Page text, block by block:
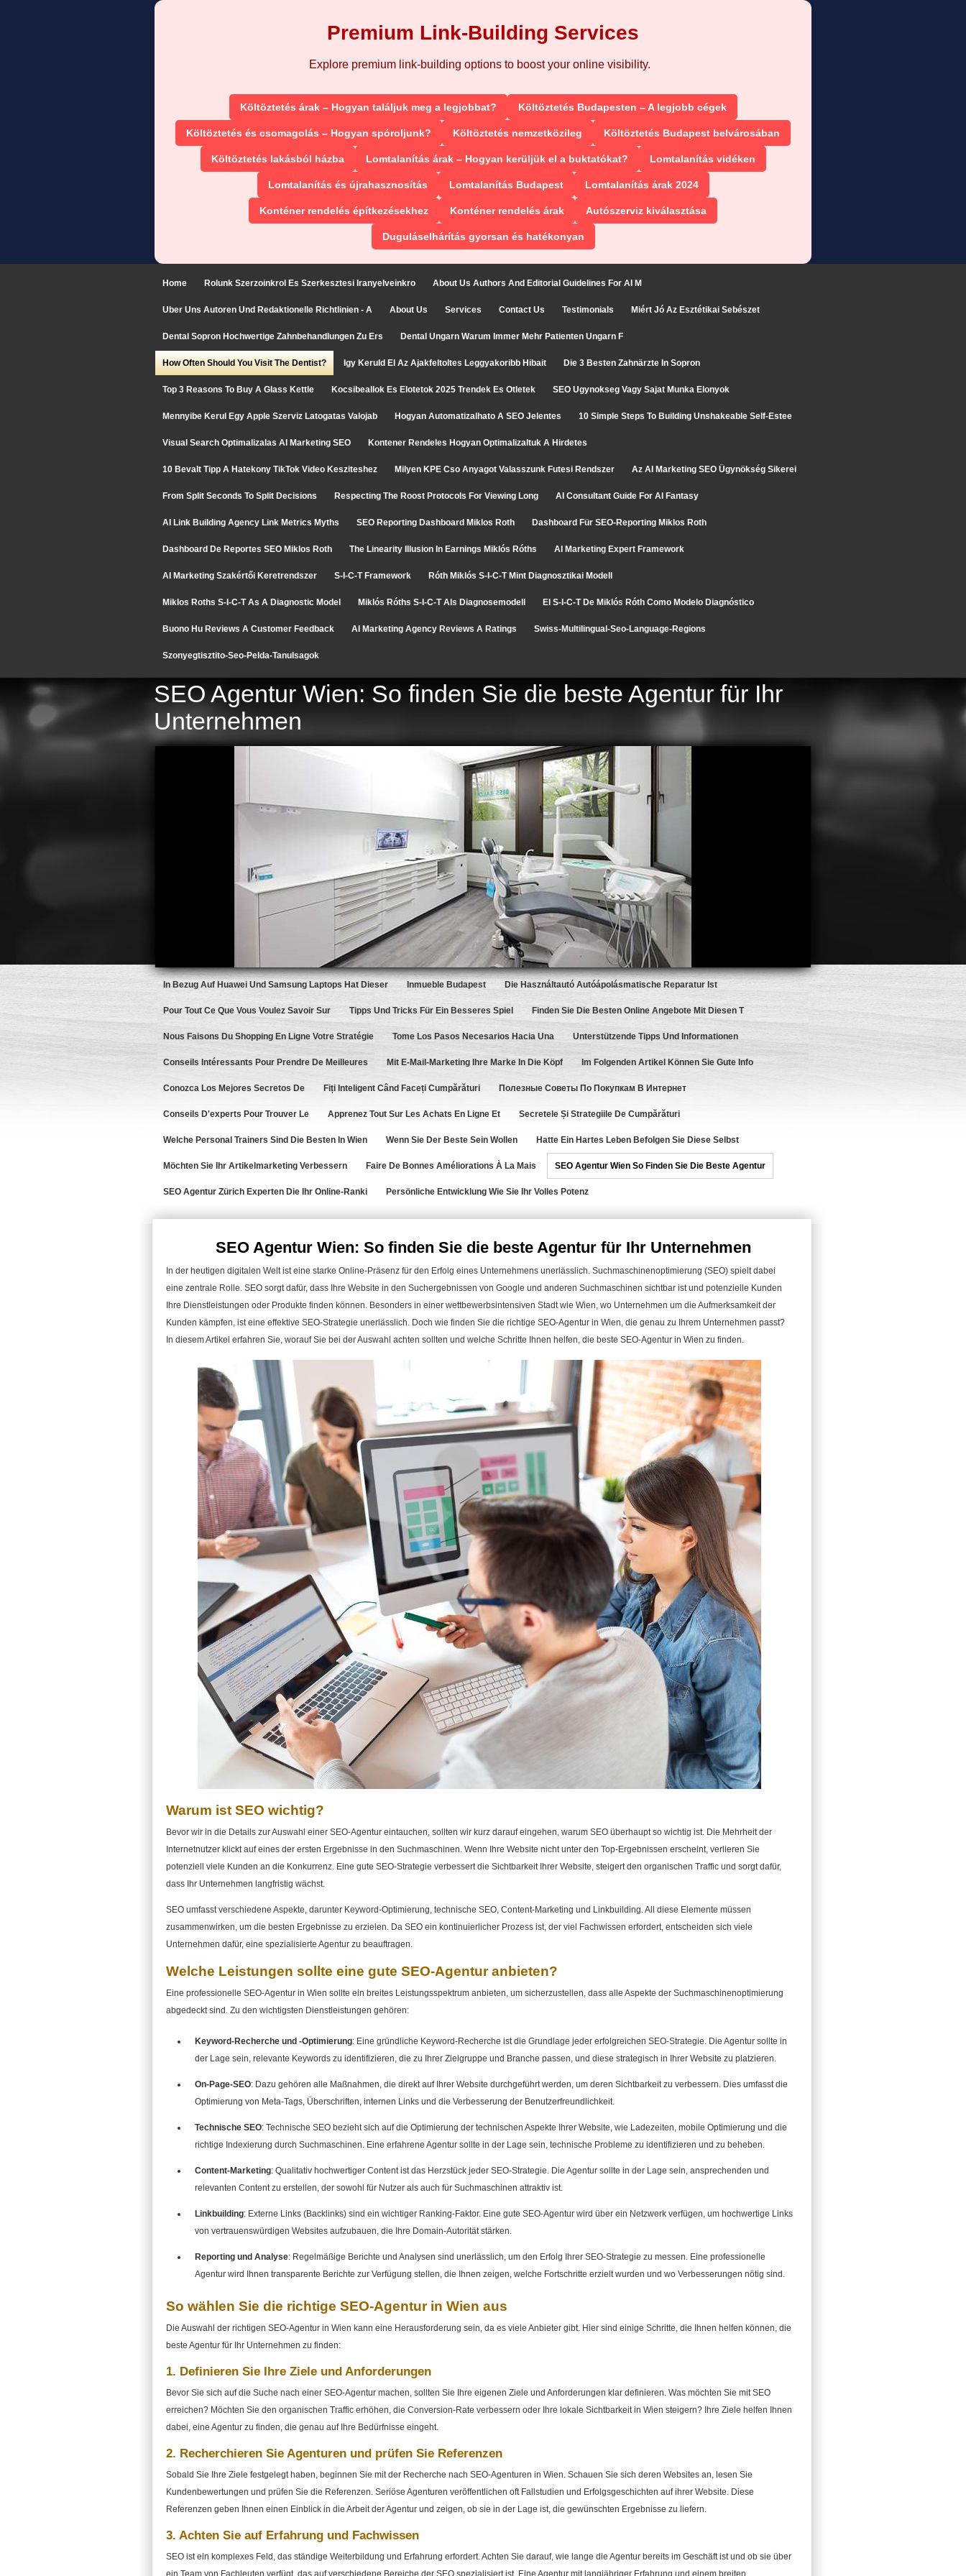
Premium Link-Building Services
Explore premium link-building options to boost your online visibility.
Költöztetés árak – Hogyan találjuk meg a legjobbat? Költöztetés Budapesten – A legjobb cégek
Költöztetés és csomagolás – Hogyan spóroljunk? Költöztetés nemzetközileg Költöztetés Budapest belvárosában
Költöztetés lakásból házba Lomtalanítás árak – Hogyan kerüljük el a buktatókat? Lomtalanítás vidéken
Lomtalanítás és újrahasznosítás Lomtalanítás Budapest Lomtalanítás árak 2024
Konténer rendelés építkezésekhez Konténer rendelés árak Autószerviz kiválasztása
Duguláselhárítás gyorsan és hatékonyan
Home Rolunk Szerzoinkrol Es Szerkesztesi Iranyelveinkro About Us Authors And Editorial Guidelines For AI M
Uber Uns Autoren Und Redaktionelle Richtlinien - A About Us Services Contact Us Testimonials Miért Jó Az Esztétikai Sebészet
Dental Sopron Hochwertige Zahnbehandlungen Zu Ers Dental Ungarn Warum Immer Mehr Patienten Ungarn F
How Often Should You Visit The Dentist? Igy Keruld El Az Ajakfeltoltes Leggyakoribb Hibait Die 3 Besten Zahnärzte In Sopron
Top 3 Reasons To Buy A Glass Kettle Kocsibeallok Es Elotetok 2025 Trendek Es Otletek SEO Ugynokseg Vagy Sajat Munka Elonyok
Mennyibe Kerul Egy Apple Szerviz Latogatas Valojab Hogyan Automatizalhato A SEO Jelentes 10 Simple Steps To Building Unshakeable Self-Estee
Visual Search Optimalizalas AI Marketing SEO Kontener Rendeles Hogyan Optimalizaltuk A Hirdetes
10 Bevalt Tipp A Hatekony TikTok Video Kesziteshez Milyen KPE Cso Anyagot Valasszunk Futesi Rendszer Az AI Marketing SEO Ügynökség Sikerei
From Split Seconds To Split Decisions Respecting The Roost Protocols For Viewing Long AI Consultant Guide For AI Fantasy
AI Link Building Agency Link Metrics Myths SEO Reporting Dashboard Miklos Roth Dashboard Für SEO-Reporting Miklos Roth
Dashboard De Reportes SEO Miklos Roth The Linearity Illusion In Earnings Miklós Róths AI Marketing Expert Framework
AI Marketing Szakértői Keretrendszer S-I-C-T Framework Róth Miklós S-I-C-T Mint Diagnosztikai Modell
Miklos Roths S-I-C-T As A Diagnostic Model Miklós Róths S-I-C-T Als Diagnosemodell El S-I-C-T De Miklós Róth Como Modelo Diagnóstico
Buono Hu Reviews A Customer Feedback AI Marketing Agency Reviews A Ratings Swiss-Multilingual-Seo-Language-Regions
Szonyegtisztito-Seo-Pelda-Tanulsagok
SEO Agentur Wien: So finden Sie die beste Agentur für Ihr
Unternehmen
In Bezug Auf Huawei Und Samsung Laptops Hat Dieser Inmueble Budapest Die Használtautó Autóápolásmatische Reparatur Ist
Pour Tout Ce Que Vous Voulez Savoir Sur Tipps Und Tricks Für Ein Besseres Spiel Finden Sie Die Besten Online Angebote Mit Diesen T
Nous Faisons Du Shopping En Ligne Votre Stratégie Tome Los Pasos Necesarios Hacia Una Unterstützende Tipps Und Informationen
Conseils Intéressants Pour Prendre De Meilleures Mit E-Mail-Marketing Ihre Marke In Die Köpf Im Folgenden Artikel Können Sie Gute Info
Conozca Los Mejores Secretos De Fiți Inteligent Când Faceți Cumpărături Полезные Советы По Покупкам В Интернет
Conseils D'experts Pour Trouver Le Apprenez Tout Sur Les Achats En Ligne Et Secretele Și Strategiile De Cumpărături
Welche Personal Trainers Sind Die Besten In Wien Wenn Sie Der Beste Sein Wollen Hatte Ein Hartes Leben Befolgen Sie Diese Selbst
Möchten Sie Ihr Artikelmarketing Verbessern Faire De Bonnes Améliorations À La Mais SEO Agentur Wien So Finden Sie Die Beste Agentur
SEO Agentur Zürich Experten Die Ihr Online-Ranki Persönliche Entwicklung Wie Sie Ihr Volles Potenz
SEO Agentur Wien: So finden Sie die beste Agentur für Ihr Unternehmen
In der heutigen digitalen Welt ist eine starke Online-Präsenz für den Erfolg eines Unternehmens unerlässlich. Suchmaschinenoptimierung (SEO) spielt dabei
eine zentrale Rolle. SEO sorgt dafür, dass Ihre Website in den Suchergebnissen von Google und anderen Suchmaschinen sichtbar ist und potenzielle Kunden
Ihre Dienstleistungen oder Produkte finden können. Besonders in einer wettbewerbsintensiven Stadt wie Wien, wo Unternehmen um die Aufmerksamkeit der
Kunden kämpfen, ist eine effektive SEO-Strategie unerlässlich. Doch wie finden Sie die richtige SEO-Agentur in Wien, die genau zu Ihrem Unternehmen passt?
In diesem Artikel erfahren Sie, worauf Sie bei der Auswahl achten sollten und welche Schritte Ihnen helfen, die beste SEO-Agentur in Wien zu finden.
Warum ist SEO wichtig?
Bevor wir in die Details zur Auswahl einer SEO-Agentur eintauchen, sollten wir kurz darauf eingehen, warum SEO überhaupt so wichtig ist. Die Mehrheit der
Internetnutzer klickt auf eines der ersten Ergebnisse in den Suchmaschinen. Wenn Ihre Website nicht unter den Top-Ergebnissen erscheint, verlieren Sie
potenziell viele Kunden an die Konkurrenz. Eine gute SEO-Strategie verbessert die Sichtbarkeit Ihrer Website, steigert den organischen Traffic und sorgt dafür,
dass Ihr Unternehmen langfristig wächst.
SEO umfasst verschiedene Aspekte, darunter Keyword-Optimierung, technische SEO, Content-Marketing und Linkbuilding. All diese Elemente müssen
zusammenwirken, um die besten Ergebnisse zu erzielen. Da SEO ein kontinuierlicher Prozess ist, der viel Fachwissen erfordert, entscheiden sich viele
Unternehmen dafür, eine spezialisierte Agentur zu beauftragen.
Welche Leistungen sollte eine gute SEO-Agentur anbieten?
Eine professionelle SEO-Agentur in Wien sollte ein breites Leistungsspektrum anbieten, um sicherzustellen, dass alle Aspekte der Suchmaschinenoptimierung
abgedeckt sind. Zu den wichtigsten Dienstleistungen gehören:
Keyword-Recherche und -Optimierung: Eine gründliche Keyword-Recherche ist die Grundlage jeder erfolgreichen SEO-Strategie. Die Agentur sollte in
der Lage sein, relevante Keywords zu identifizieren, die zu Ihrer Zielgruppe und Branche passen, und diese strategisch in Ihrer Website zu platzieren.
On-Page-SEO: Dazu gehören alle Maßnahmen, die direkt auf Ihrer Website durchgeführt werden, um deren Sichtbarkeit zu verbessern. Dies umfasst die
Optimierung von Meta-Tags, Überschriften, internen Links und die Verbesserung der Benutzerfreundlichkeit.
Technische SEO: Technische SEO bezieht sich auf die Optimierung der technischen Aspekte Ihrer Website, wie Ladezeiten, mobile Optimierung und die
richtige Indexierung durch Suchmaschinen. Eine erfahrene Agentur sollte in der Lage sein, technische Probleme zu identifizieren und zu beheben.
Content-Marketing: Qualitativ hochwertiger Content ist das Herzstück jeder SEO-Strategie. Die Agentur sollte in der Lage sein, ansprechenden und
relevanten Content zu erstellen, der sowohl für Nutzer als auch für Suchmaschinen attraktiv ist.
Linkbuilding: Externe Links (Backlinks) sind ein wichtiger Ranking-Faktor. Eine gute SEO-Agentur wird über ein Netzwerk verfügen, um hochwertige Links
von vertrauenswürdigen Websites aufzubauen, die Ihre Domain-Autorität stärken.
Reporting und Analyse: Regelmäßige Berichte und Analysen sind unerlässlich, um den Erfolg Ihrer SEO-Strategie zu messen. Eine professionelle
Agentur wird Ihnen transparente Berichte zur Verfügung stellen, die Ihnen zeigen, welche Fortschritte erzielt wurden und wo Verbesserungen nötig sind.
So wählen Sie die richtige SEO-Agentur in Wien aus
Die Auswahl der richtigen SEO-Agentur in Wien kann eine Herausforderung sein, da es viele Anbieter gibt. Hier sind einige Schritte, die Ihnen helfen können, die
beste Agentur für Ihr Unternehmen zu finden:
1. Definieren Sie Ihre Ziele und Anforderungen
Bevor Sie sich auf die Suche nach einer SEO-Agentur machen, sollten Sie Ihre eigenen Ziele und Anforderungen klar definieren. Was möchten Sie mit SEO
erreichen? Möchten Sie den organischen Traffic erhöhen, die Conversion-Rate verbessern oder Ihre lokale Sichtbarkeit in Wien steigern? Ihre Ziele helfen Ihnen
dabei, eine Agentur zu finden, die genau auf Ihre Bedürfnisse eingeht.
2. Recherchieren Sie Agenturen und prüfen Sie Referenzen
Sobald Sie Ihre Ziele festgelegt haben, beginnen Sie mit der Recherche nach SEO-Agenturen in Wien. Schauen Sie sich deren Websites an, lesen Sie
Kundenbewertungen und prüfen Sie die Referenzen. Seriöse Agenturen veröffentlichen oft Fallstudien und Erfolgsgeschichten auf ihrer Website. Diese
Referenzen geben Ihnen einen Einblick in die Arbeit der Agentur und zeigen, ob sie in der Lage ist, die gewünschten Ergebnisse zu liefern.
3. Achten Sie auf Erfahrung und Fachwissen
SEO ist ein komplexes Feld, das ständige Weiterbildung und Erfahrung erfordert. Achten Sie darauf, wie lange die Agentur bereits im Geschäft ist und ob sie über
ein Team von Fachleuten verfügt, das auf verschiedene Bereiche der SEO spezialisiert ist. Eine Agentur mit langjähriger Erfahrung und einem breiten